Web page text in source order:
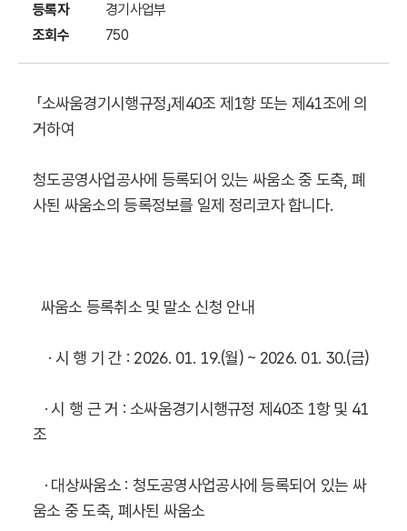
등록자
경기사업부
조회수
750
「소싸움경기시행규정」제40조 제1항 또는 제41조에 의
거하여
청도공영사업공사에 등록되어 있는 싸움소 중 도축, 폐
사된 싸움소의 등록정보를 일제 정리코자 합니다.
싸움소 등록취소 및 말소 신청 안내
· 시 행 기 간 : 2026. 01. 19.(월) ~ 2026. 01. 30.(금)
·시 행 근 거 : 소싸움경기시행규정 제40조 1항 및 41
조
· 대상싸움소 : 청도공영사업공사에 등록되어 있는 싸
움소 중 도축, 폐사된 싸움소